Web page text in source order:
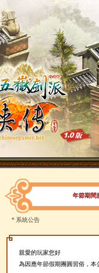
年節期間
* 系統公告
親愛的玩家您好
為因應年節假期團圓習俗，